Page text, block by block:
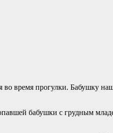
во время прогулки. Бабушку
бабушки с грудным